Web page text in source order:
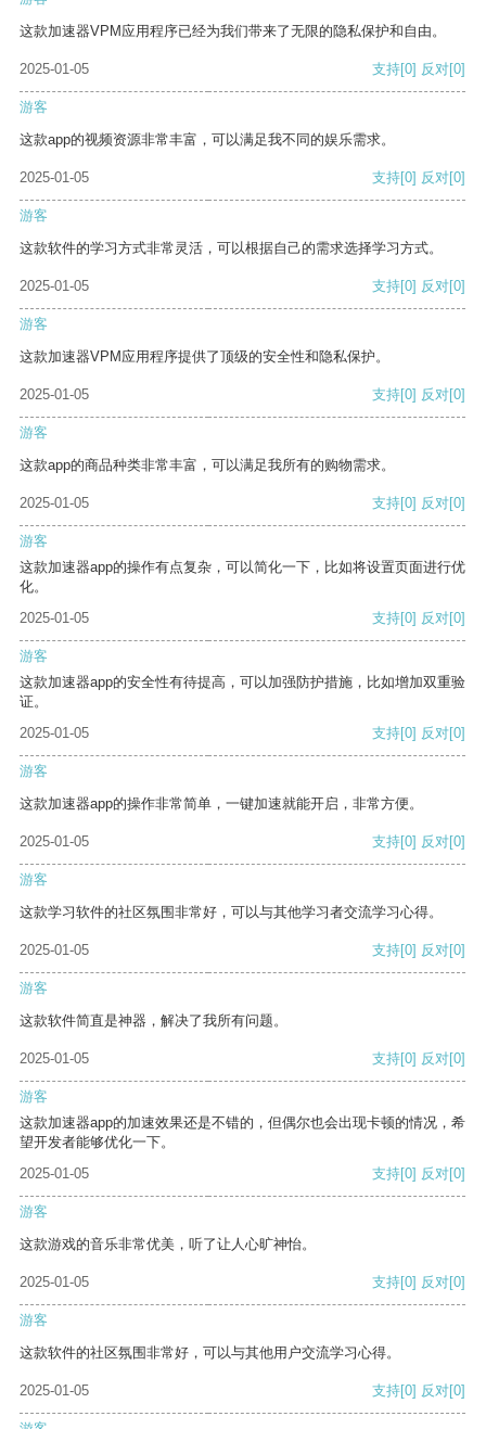
这款加速器VPM应用程序已经为我们带来了无限的隐私保护和自由。
2025-01-05 支持[0] 反对[0]
游客
这款app的视频资源非常丰富，可以满足我不同的娱乐需求。
2025-01-05 支持[0] 反对[0]
游客
这款软件的学习方式非常灵活，可以根据自己的需求选择学习方式。
2025-01-05 支持[0] 反对[0]
游客
这款加速器VPM应用程序提供了顶级的安全性和隐私保护。
2025-01-05 支持[0] 反对[0]
游客
这款app的商品种类非常丰富，可以满足我所有的购物需求。
2025-01-05 支持[0] 反对[0]
游客
这款加速器app的操作有点复杂，可以简化一下，比如将设置页面进行优
化。
2025-01-05
支持[0] 反对[0]
游客
这款加速器app的安全性有待提高，可以加强防护措施，比如增加双重验
证。
2025-01-05
支持[0] 反对[0]
游客
这款加速器app的操作非常简单，一键加速就能开启，非常方便。
2025-01-05 支持[0] 反对[0]
游客
这款学习软件的社区氛围非常好，可以与其他学习者交流学习心得。
2025-01-05 支持[0] 反对[0]
游客
这款软件简直是神器，解决了我所有问题。
2025-01-05 支持[0] 反对[0]
游客
这款加速器app的加速效果还是不错的，但偶尔也会出现卡顿的情况，希
望开发者能够优化一下。
2025-01-05
支持[0] 反对[0]
游客
这款游戏的音乐非常优美，听了让人心旷神怡。
2025-01-05 支持[0] 反对[0]
游客
这款软件的社区氛围非常好，可以与其他用户交流学习心得。
2025-01-05 支持[0] 反对[0]